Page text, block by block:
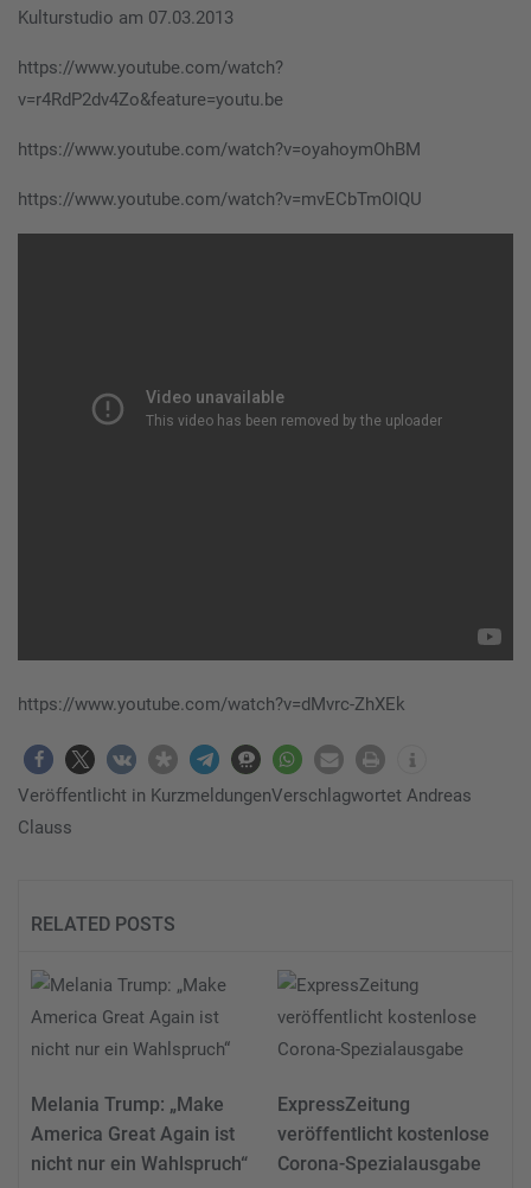
Kulturstudio am 07.03.2013
https://www.youtube.com/watch?
v=r4RdP2dv4Zo&feature=youtu.be
https://www.youtube.com/watch?v=oyahoymOhBM
https://www.youtube.com/watch?v=mvECbTmOIQU
https://www.youtube.com/watch?v=dMvrc-ZhXEk
Veröffentlicht in KurzmeldungenVerschlagwortet Andreas
Clauss
RELATED POSTS
Melania Trump: „Make
America Great Again ist
nicht nur ein Wahlspruch“
ExpressZeitung
veröffentlicht kostenlose
Corona-Spezialausgabe